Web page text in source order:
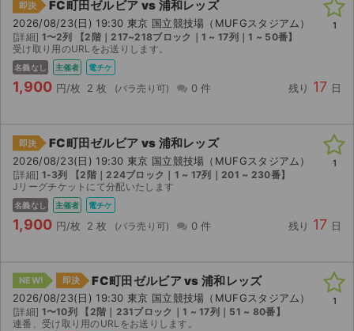
即決 FC町田ゼルビア vs 浦和レッズ
2026/08/23(日) 19:30 東京 国立競技場（MUFGスタジアム）
[詳細] 1〜2列 【2階｜217~218ブロック｜1 ~ 17列｜1 ~ 50番】
受け取り用のURLをお送りします。
名義なし 主催者 電チケ
1,900 円/枚 2 枚 0 件 残り 17 日
1
即決 FC町田ゼルビア vs 浦和レッズ
2026/08/23(日) 19:30 東京 国立競技場（MUFGスタジアム）
[詳細] 1-3列 【2階｜224ブロック｜1 ~ 17列｜201 ~ 230番】
Jリーグチケットにて分配いたします
名義なし 主催者 電チケ
1,900 円/枚 2 枚 0 件 残り 17 日
1
NEW! 即決 FC町田ゼルビア vs 浦和レッズ
2026/08/23(日) 19:30 東京 国立競技場（MUFGスタジアム）
[詳細] 1〜10列 【2階｜231ブロック｜1 ~ 17列｜51 ~ 80番】
連番、受け取り用のURLをお送りします。
1